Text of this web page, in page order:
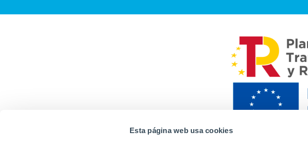
Esta página web usa cookies